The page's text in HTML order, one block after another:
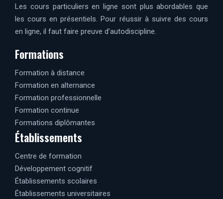
Les cours particuliers en ligne sont plus abordables que
les cours en présentiels. Pour réussir à suivre des cours
en ligne, il faut faire preuve d’autodiscipline.
Formations
Formation à distance
Formation en alternance
Formation professionnelle
Formation continue
Formations diplômantes
Établissements
Centre de formation
Développement cognitif
Établissements scolaires
Établissements universitaires